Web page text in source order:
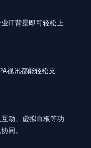
IT背景即可轻松上
视讯都能轻松支
动、虚拟白板等功
同。